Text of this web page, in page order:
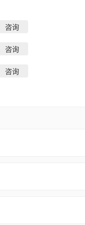
咨询
咨询
咨询